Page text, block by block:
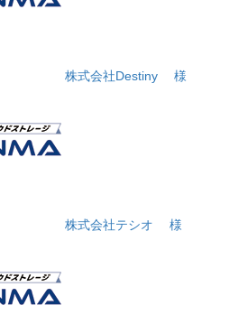
株式会社Destiny 様
株式会社テシオ 様